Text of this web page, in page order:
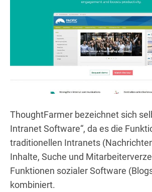
ThoughtFarmer bezeichnet sich
Intranet Software“, da es die
traditionellen Intranets
Inhalte, Suche und
Funktionen sozialer Software
kombiniert.